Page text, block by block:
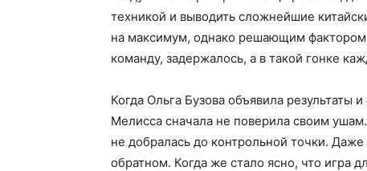
техникой и выводить сложнейшие
на максимум, однако решающим фактором
команду, задержалось, а в такой гонке
Когда Ольга Бузова объявила
Мелисса сначала не поверила своим
не добралась до контрольной точки.
обратном. Когда же стало ясно, что игра